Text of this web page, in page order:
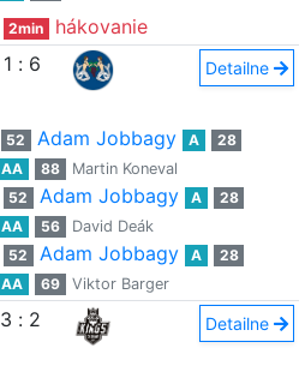
2min
hákovanie
1 : 6 Detailne
52 Adam Jobbagy A
28
AA 88
Martin Koneval
52 Adam Jobbagy A
28
AA 56
David Deák
52 Adam Jobbagy A
28
AA 69 Viktor Barger
3 : 2 Detailne